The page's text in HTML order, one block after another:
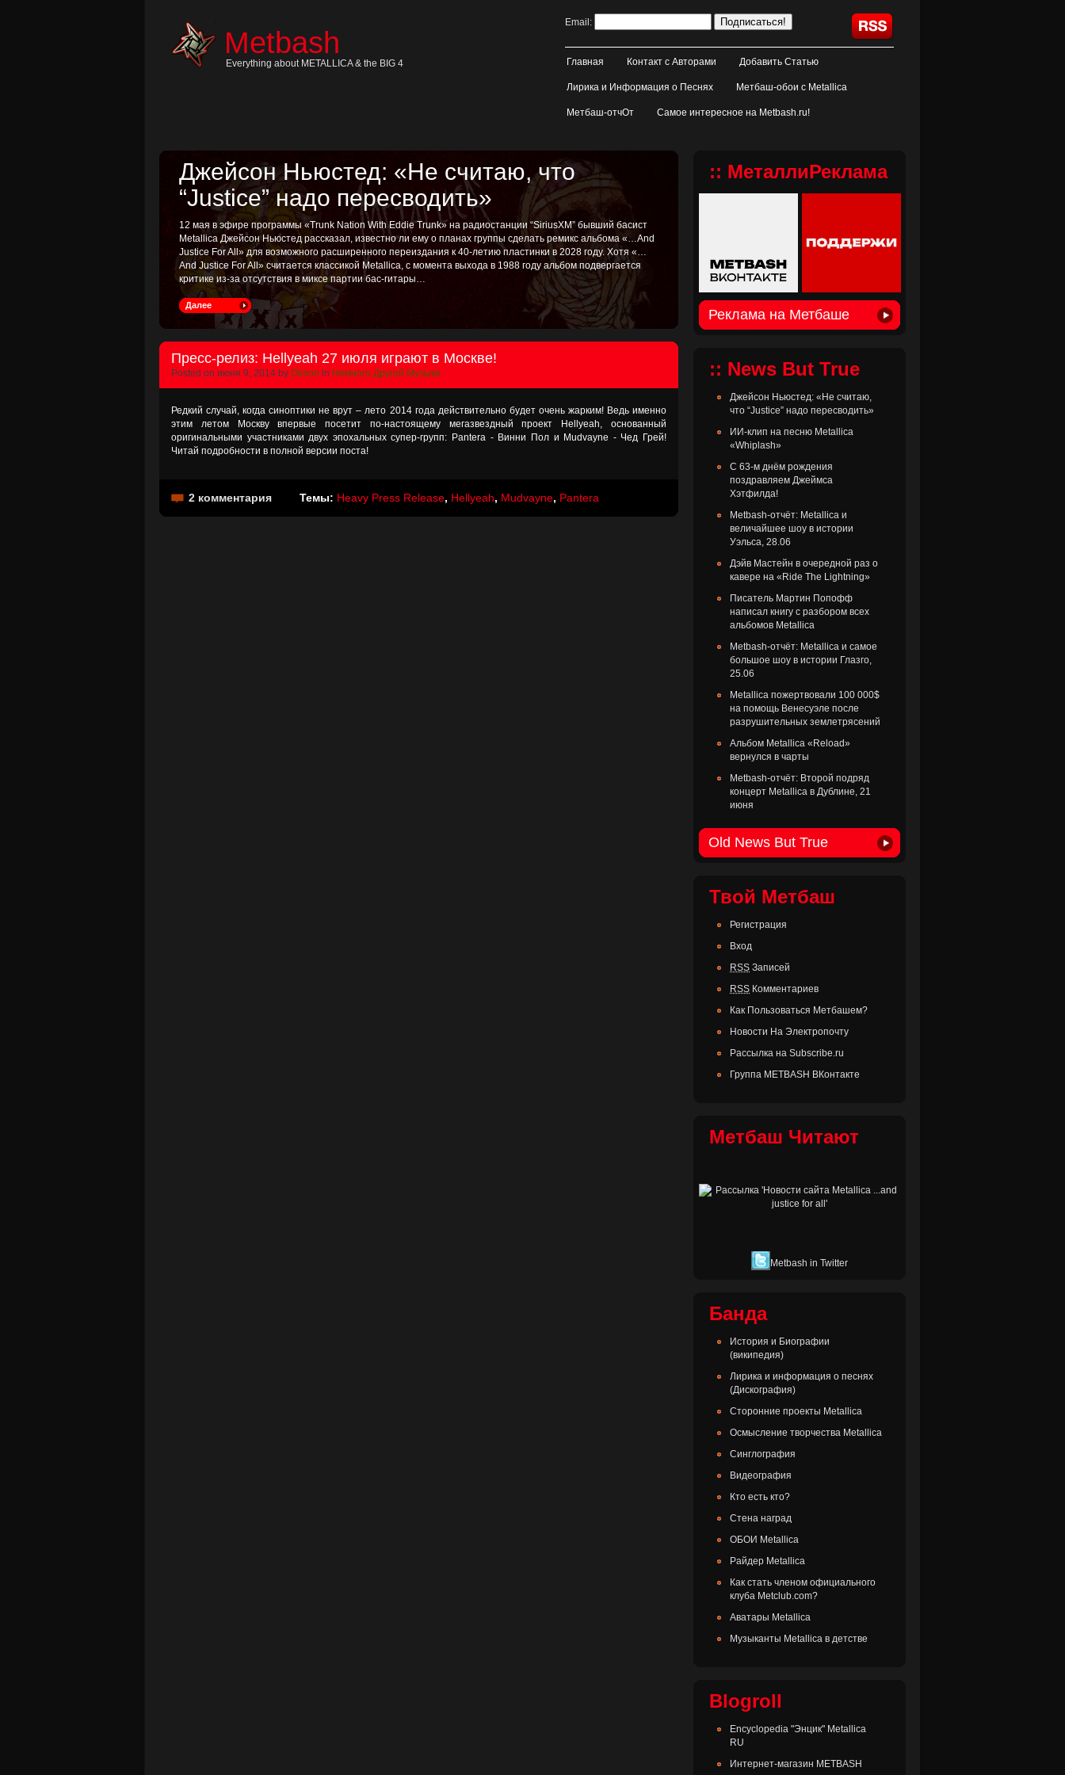
Metbash
Everything about METALLICA & the BIG 4
Email:
Главная Контакт с Авторами Добавить Статью
Лирика и Информация о Песнях Метбаш-обои с Metallica
Метбаш-отчОт Самое интересное на Metbash.ru!
Джейсон Ньюстед: «Не считаю, что
“Justice” надо пересводить»
12 мая в эфире программы «Trunk Nation With Eddie Trunk» на радиостанции “SiriusXM” бывший басист
Metallica Джейсон Ньюстед рассказал, известно ли ему о планах группы сделать ремикс альбома «…And
Justice For All» для возможного расширенного переиздания к 40-летию пластинки в 2028 году. Хотя «…
And Justice For All» считается классикой Metallica, с момента выхода в 1988 году альбом подвергается
критике из-за отсутствия в миксе партии бас-гитары…
Далее
Пресс-релиз: Hellyeah 27 июля играют в Москве!
Posted on июня 9, 2014 by Dimon in Немного Другой Музыки
Редкий случай, когда синоптики не врут – лето 2014 года действительно будет очень жарким! Ведь именно
этим летом Москву впервые посетит по-настоящему мегазвездный проект Hellyeah, основанный
оригинальными участниками двух эпохальных супер-групп: Pantera - Винни Пол и Mudvayne - Чед Грей!
Читай подробности в полной версии поста!
2 комментария Темы: Heavy Press Release, Hellyeah, Mudvayne, Pantera
:: МеталлиРеклама
Реклама на Метбаше
:: News But True
Джейсон Ньюстед: «Не считаю,
что “Justice” надо пересводить»
ИИ-клип на песню Metallica
«Whiplash»
С 63-м днём рождения
поздравляем Джеймса
Хэтфилда!
Metbash-отчёт: Metallica и
величайшее шоу в истории
Уэльса, 28.06
Дэйв Мастейн в очередной раз о
кавере на «Ride The Lightning»
Писатель Мартин Попофф
написал книгу с разбором всех
альбомов Metallica
Metbash-отчёт: Metallica и самое
большое шоу в истории Глазго,
25.06
Metallica пожертвовали 100 000$
на помощь Венесуэле после
разрушительных землетрясений
Альбом Metallica «Reload»
вернулся в чарты
Metbash-отчёт: Второй подряд
концерт Metallica в Дублине, 21
июня
Old News But True
Твой Метбаш
Регистрация
Вход
RSS Записей
RSS Комментариев
Как Пользоваться Метбашем?
Новости На Электропочту
Рассылка на Subscribe.ru
Группа METBASH ВКонтакте
Метбаш Читают
Metbash in Twitter
Банда
История и Биографии
(википедия)
Лирика и информация о песнях
(Дискография)
Сторонние проекты Metallica
Осмысление творчества Metallica
Синглография
Видеография
Кто есть кто?
Стена наград
ОБОИ Metallica
Райдер Metallica
Как стать членом официального
клуба Metclub.com?
Аватары Metallica
Музыканты Metallica в детстве
Blogroll
Encyclopedia "Энцик" Metallica
RU
Интернет-магазин METBASH